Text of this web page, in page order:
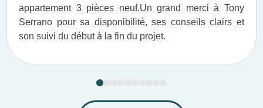
appartement 3 pièces neuf.​ Un grand merci à Tony
Serrano pour sa disponibilité, ses conseils clairs et
son suivi du début à la fin du projet.​